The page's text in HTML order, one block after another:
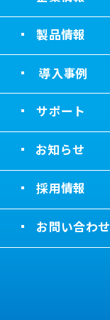
製品情報
導入事例
サポート
お知らせ
採用情報
お問い合わせ